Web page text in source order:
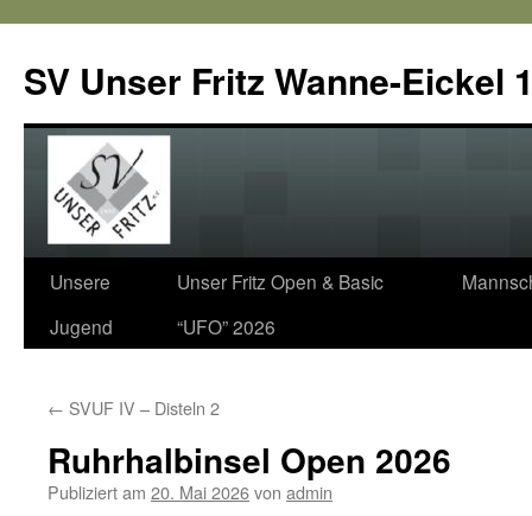
SV Unser Fritz Wanne-Eickel
Zum
Inhalt
Unsere
Jugend
Unser Fritz Open & Basic
“UFO” 2026
← SVUF IV – Disteln 2
Ruhrhalbinsel Open 2026
Publiziert am 20. Mai 2026von admin